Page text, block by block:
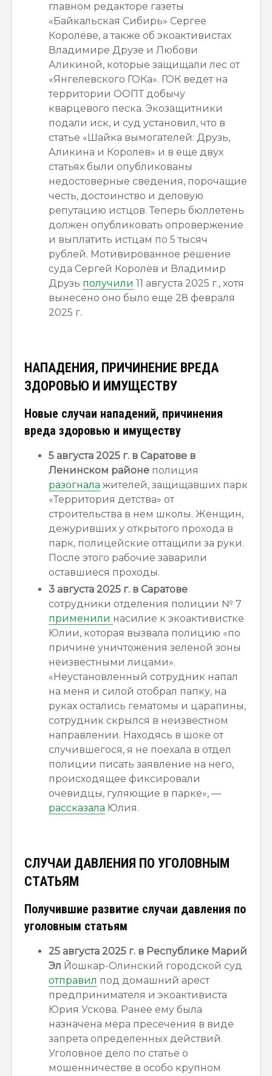
главном редакторе газеты
«Байкальская Сибирь» Сергее
Королёве, а также об экоактивистах
Владимире Друзе и Любови
Аликиной, которые защищали лес от
«Янгелевского ГОКа». ГОК ведет на
территории ООПТ добычу
кварцевого песка. Экозащитники
подали иск, и суд установил, что в
статье «Шайка вымогателей: Друзь,
Аликина и Королев» и в еще двух
статьях были опубликованы
недостоверные сведения, порочащие
честь, достоинство и деловую
репутацию истцов. Теперь бюллетень
должен опубликовать опровержение
и выплатить истцам по 5 тысяч
рублей. Мотивированное решение
суда Сергей Королёв и Владимир
Друзь получили 11 августа 2025 г., хотя
вынесено оно было еще 28 февраля
2025 г.
НАПАДЕНИЯ, ПРИЧИНЕНИЕ ВРЕДА
ЗДОРОВЬЮ И ИМУЩЕСТВУ
Новые случаи нападений, причинения
вреда здоровью и имуществу
5 августа 2025 г. в Саратове в
Ленинском районе полиция
разогнала жителей, защищавших парк
«Территория детства» от
строительства в нем школы. Женщин,
дежуривших у открытого прохода в
парк, полицейские оттащили за руки.
После этого рабочие заварили
оставшиеся проходы.
3 августа 2025 г. в Саратове
сотрудники отделения полиции № 7
применили насилие к экоактивистке
Юлии, которая вызвала полицию «по
причине уничтожения зеленой зоны
неизвестными лицами».
«Неустановленный сотрудник напал
на меня и силой отобрал папку, на
руках остались гематомы и царапины,
сотрудник скрылся в неизвестном
направлении. Находясь в шоке от
случившегося, я не поехала в отдел
полиции писать заявление на него,
происходящее фиксировали
очевидцы, гуляющие в парке», —
рассказала Юлия.
СЛУЧАИ ДАВЛЕНИЯ ПО УГОЛОВНЫМ
СТАТЬЯМ
Получившие развитие случаи давления по
уголовным статьям
25 августа 2025 г. в Республике Марий
Эл Йошкар-Олинский городской суд
отправил под домашний арест
предпринимателя и экоактивиста
Юрия Ускова. Ранее ему была
назначена мера пресечения в виде
запрета определенных действий.
Уголовное дело по статье о
мошенничестве в особо крупном